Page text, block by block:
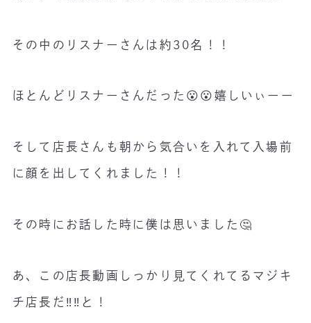
その中のリスナーさんは約30名！！
ほとんどリスナーさんだった😮😮嬉しいぃーー
そして店長さんも朝から気合いを入れて入場前
に顔を出してくれました！！
その時にお話した時に僕は思いました🤔
あ、この店長動画しっかり見てくれてるマジキ
チ店長だ‼️‼️と！